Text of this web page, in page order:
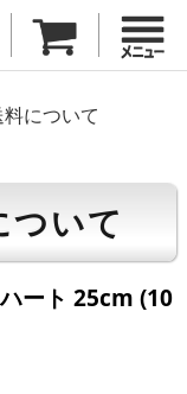
について
ついて
ート 25cm (10